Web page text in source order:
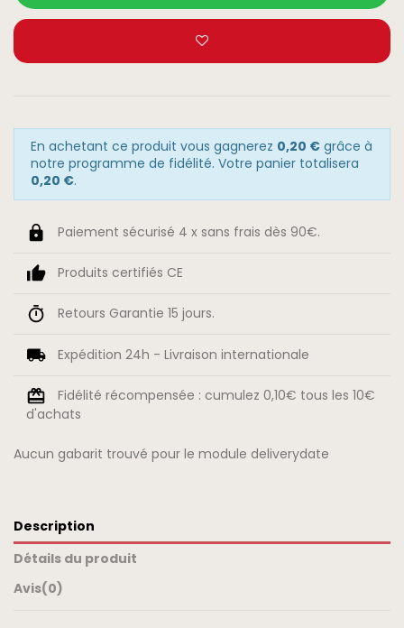
En achetant ce produit vous gagnerez 0,20 €grâce à
notre programme de fidélité. Votre panier totalisera
0,20 €.
Paiement sécurisé 4 x sans frais dès 90€.
Produits certifiés CE
Retours Garantie 15 jours.
Expédition 24h - Livraison internationale
Fidélité récompensée : cumulez 0,10€ tous les 10€
d'achats
Aucun gabarit trouvé pour le module deliverydate
Description
Détails du produit
Avis(0)